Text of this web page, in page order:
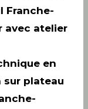
Franche-
avec atelier
en
sur plateau